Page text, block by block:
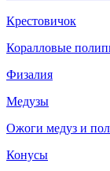
Крестовичок
Коралловые
Физалия
Медузы
Ожоги медуз и
Конусы